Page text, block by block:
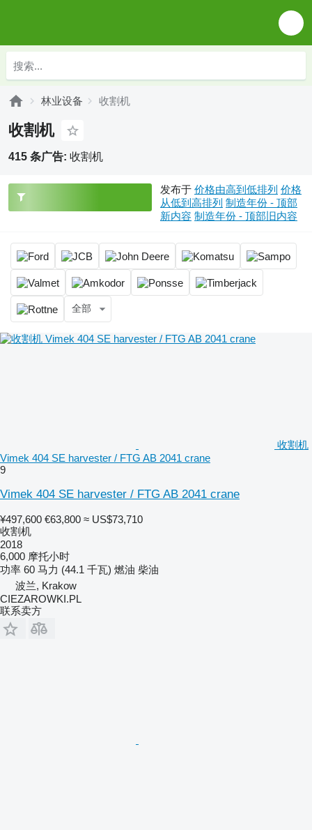
林业设备 收割机
收割机
415 条广告: 收割机
发布于 价格由高到低排列 价格
从低到高排列 制造年份 - 顶部
新内容 制造年份 - 顶部旧内容
全部
收割机
Vimek 404 SE harvester / FTG AB 2041 crane
9
Vimek 404 SE harvester / FTG AB 2041 crane
¥497,600 €63,800 ≈ US$73,710
收割机
2018
6,000 摩托小时
功率 60 马力 (44.1 千瓦) 燃油 柴油
波兰, Krakow
CIEZAROWKI.PL
联系卖方